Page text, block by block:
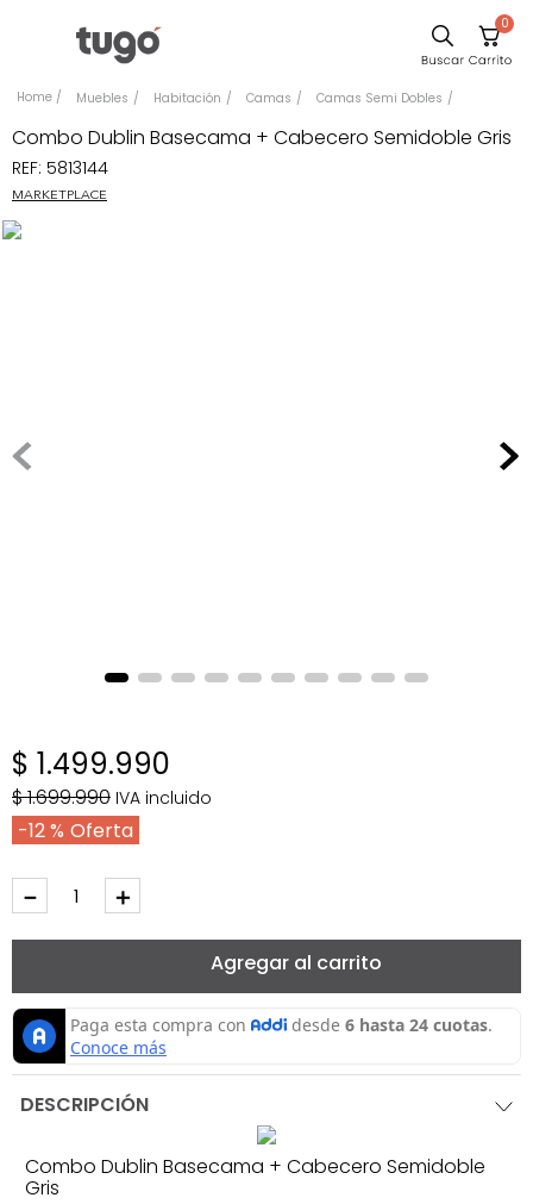
0
Muebles Habitación Camas Camas Semi Dobles
Combo Dublin Basecama + Cabecero Semidoble Gris
REF: 5813144
MARKETPLACE
$ 1.499.990
$1.699.990 IVA incluido
12 %
＋
－
Agregar al carrito
DESCRIPCIÓN
Combo Dublin Basecama + Cabecero Semidoble
Gris
Comedor
Silla